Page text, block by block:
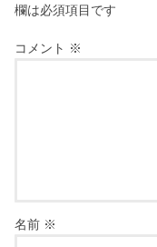
欄は必須項目です
コメント ※
名前 ※